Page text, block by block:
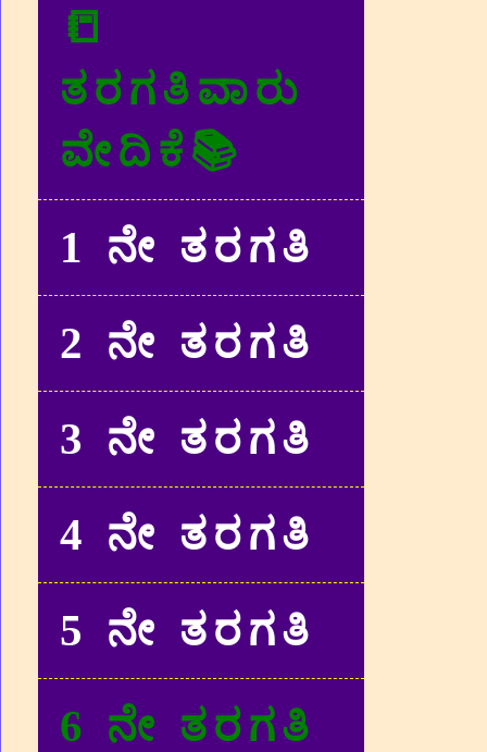
📒
ತರಗತಿವಾರು
ವೇದಿಕೆ📚
1 ನೇ ತರಗತಿ
2 ನೇ ತರಗತಿ
3 ನೇ ತರಗತಿ
4 ನೇ ತರಗತಿ
5 ನೇ ತರಗತಿ
6 ನೇ ತರಗತಿ